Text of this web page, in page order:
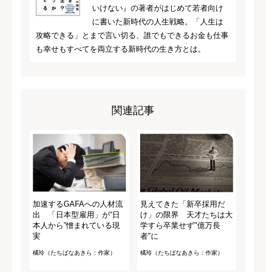
いけない』の著者がはじめて若者向け
に書いた新時代の人生戦略。「人生は
攻略できる」とまで言い切る、誰でもできるお金も仕事
も幸せもすべてを両立する新時代の生き方とは。
関連記事
加速するGAFAへの人材流
出 「日本型雇用」が“日
本人から”憎まれている現
実
橘玲（たちばなあきら：作家）
見えてきた「新卒採用だ
け」の限界 天才たちは大
学すら卒業せず"億万長
者"に
橘玲（たちばなあきら：作家）